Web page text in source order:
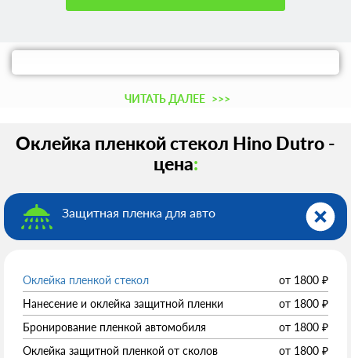
ЧИТАТЬ ДАЛЕЕ >>>
Оклейка пленкой стекол Hino Dutro -
цена:
Защитная пленка для авто
Оклейка пленкой стекол от 1800 ₽
Нанесение и оклейка защитной пленки
от 1800 ₽
Бронирование пленкой автомобиля
от 1800 ₽
Оклейка защитной пленкой от сколов
от 1800 ₽